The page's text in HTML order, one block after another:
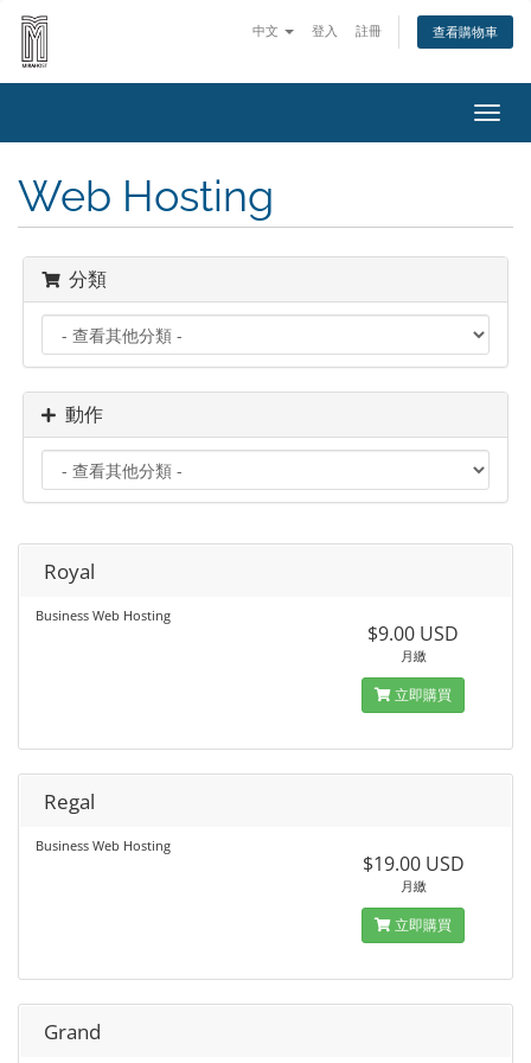
中文 登入 註冊 查看購物車
切
換
Web Hosting
分類
動作
Royal
Business Web Hosting
$9.00 USD
月繳
立即購買
Regal
Business Web Hosting
$19.00 USD
月繳
立即購買
Grand